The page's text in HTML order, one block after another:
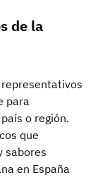
de la
para
o región.
que
sabores
en España